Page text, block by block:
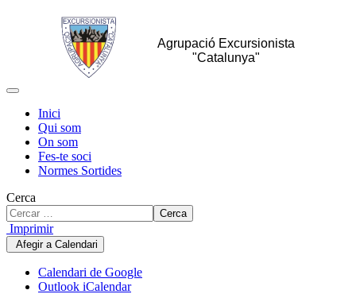
Agrupació Excursionista
"Catalunya"
Inici
Qui som
On som
Fes-te soci
Normes Sortides
Cerca
Cerca
Imprimir
Afegir a Calendari
Calendari de Google
Outlook iCalendar